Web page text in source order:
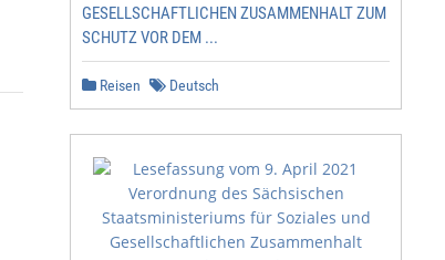
GESELLSCHAFTLICHEN ZUSAMMENHALT ZUM
SCHUTZ VOR DEM ...
Reisen Deutsch